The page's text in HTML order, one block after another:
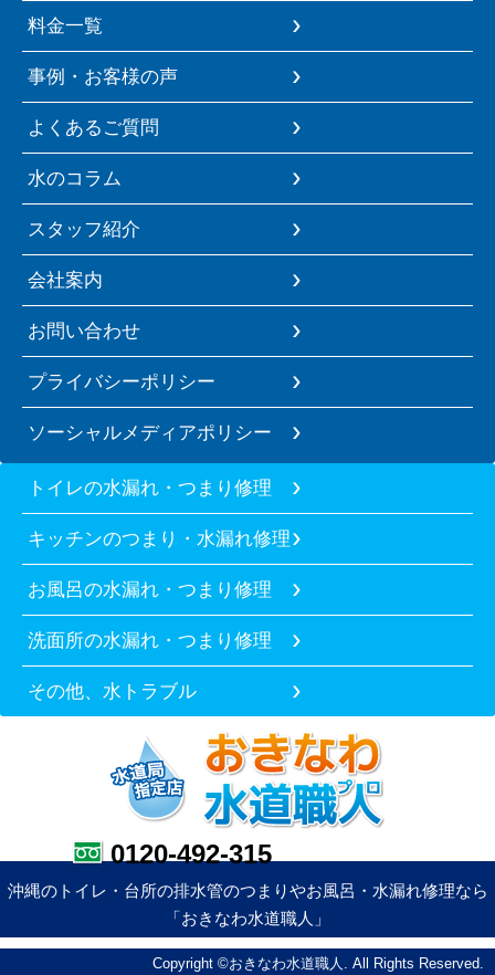
料金一覧
事例・お客様の声
よくあるご質問
水のコラム
スタッフ紹介
会社案内
お問い合わせ
プライバシーポリシー
ソーシャルメディアポリシー
トイレの水漏れ・つまり修理
キッチンのつまり・水漏れ修理
お風呂の水漏れ・つまり修理
洗面所の水漏れ・つまり修理
その他、水トラブル
0120-492-315
沖縄のトイレ・台所の排水管のつまりやお風呂・水漏れ修理なら
「おきなわ水道職人」
Copyright ©おきなわ水道職人. All Rights Reserved.